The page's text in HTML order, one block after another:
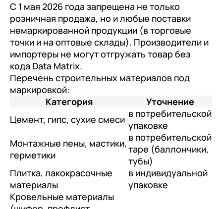
С 1 мая 2026 года запрещена не только
розничная продажа, но и любые поставки
немаркированной продукции (в торговые
точки и на оптовые склады). Производители и
импортеры не могут отгружать товар без
кода Data Matrix.
Перечень строительных материалов под
маркировкой:
Категория
Уточнение
Цемент, гипс, сухие смеси в потребительской
упаковке
Монтажные пены, мастики,
герметики
в потребительской
таре (баллончики,
тубы)
Плитка, лакокрасочные
материалы
в индивидуальной
упаковке
Кровельные материалы